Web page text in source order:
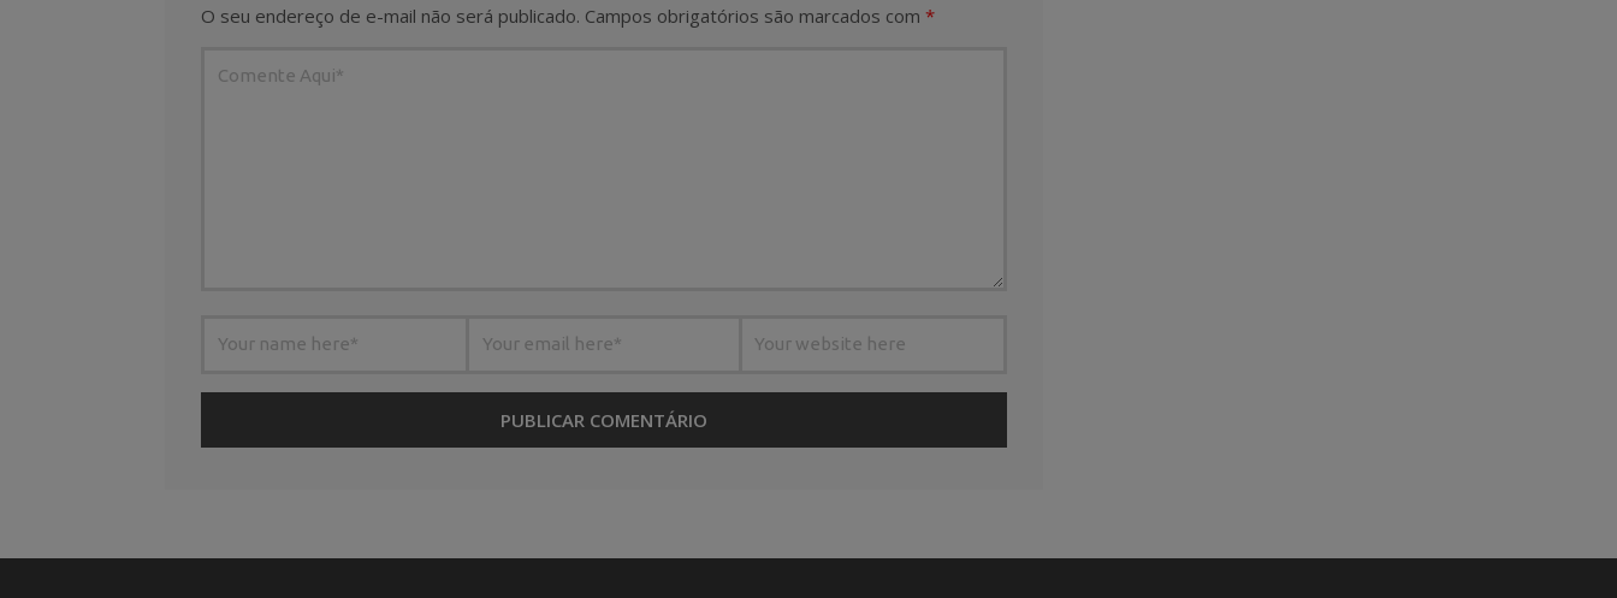
O seu endereço de e-mail não será publicado. Campos obrigatórios são marcados com *